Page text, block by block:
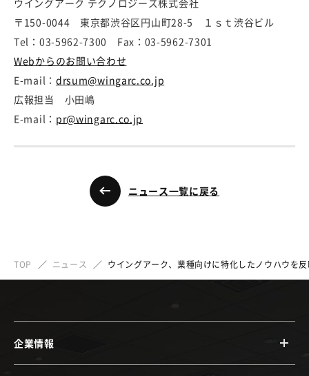
ウイングアーク テクノロジーズ株式会社
〒150-0044 東京都渋谷区円山町28-5 １ｓｔ渋谷ビル
Tel：03-5962-7300 Fax：03-5962-7301
Webからのお問い合わせ
E-mail： drsum@wingarc.co.jp
広報担当 小田嶋
E-mail： pr@wingarc.co.jp
ニュース一覧に戻る
TOP ニュース ウイングアーク、業種向けに特化したノウハウを
企業情報